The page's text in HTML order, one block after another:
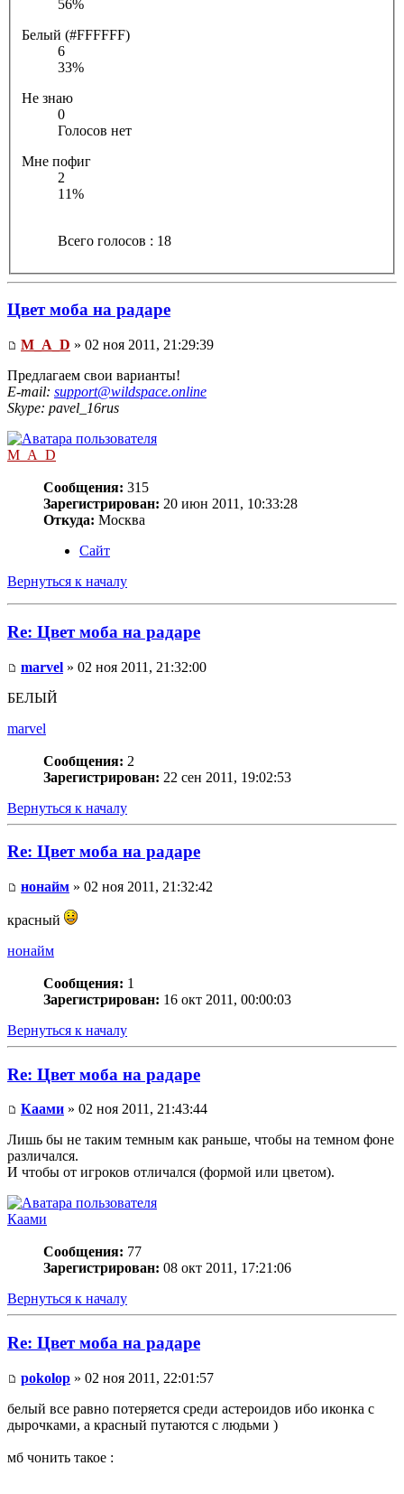
56%
Белый (#FFFFFF)
6
33%
Не знаю
0
Голосов нет
Мне пофиг
2
11%
Всего голосов : 18
Цвет моба на радаре
M_A_D » 02 ноя 2011, 21:29:39
Предлагаем свои варианты!
E-mail: support@wildspace.online
Skype: pavel_16rus
M_A_D
Сообщения: 315
Зарегистрирован: 20 июн 2011, 10:33:28
Откуда: Москва
Сайт
Вернуться к началу
Re: Цвет моба на радаре
marvel » 02 ноя 2011, 21:32:00
БЕЛЫЙ
marvel
Сообщения: 2
Зарегистрирован: 22 сен 2011, 19:02:53
Вернуться к началу
Re: Цвет моба на радаре
нонайм » 02 ноя 2011, 21:32:42
красный
нонайм
Сообщения: 1
Зарегистрирован: 16 окт 2011, 00:00:03
Вернуться к началу
Re: Цвет моба на радаре
Каами » 02 ноя 2011, 21:43:44
Лишь бы не таким темным как раньше, чтобы на темном фоне
различался.
И чтобы от игроков отличался (формой или цветом).
Каами
Сообщения: 77
Зарегистрирован: 08 окт 2011, 17:21:06
Вернуться к началу
Re: Цвет моба на радаре
pokolop » 02 ноя 2011, 22:01:57
белый все равно потеряется среди астероидов ибо иконка с
дырочками, а красный путаются с людьми )
мб чонить такое :